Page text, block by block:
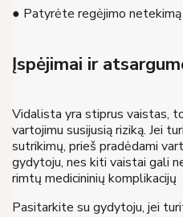
● Patyrėte regėjimo netekimą
Įspėjimai ir
Vidalista yra stiprus vaistas,
vartojimu susijusią riziką. Jei
sutrikimų, prieš pradėdami
gydytoju, nes kiti vaistai gali
rimtų medicininių komplikacijų
Pasitarkite su gydytoju, jei